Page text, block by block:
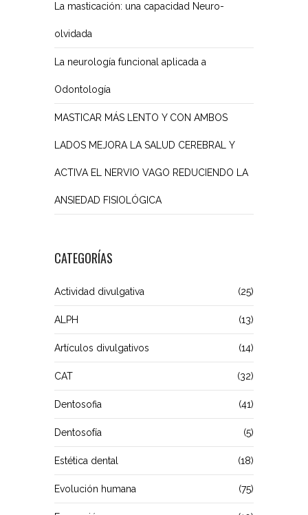
La masticación: una capacidad Neuro-
olvidada
La neurología funcional aplicada a
Odontología
MASTICAR MÁS LENTO Y CON AMBOS
LADOS MEJORA LA SALUD CEREBRAL Y
ACTIVA EL NERVIO VAGO REDUCIENDO LA
ANSIEDAD FISIOLÓGICA
CATEGORÍAS
Actividad divulgativa (25)
ALPH (13)
Artículos divulgativos (14)
CAT (32)
Dentosofia (41)
Dentosofía (5)
Estética dental (18)
Evolución humana (75)